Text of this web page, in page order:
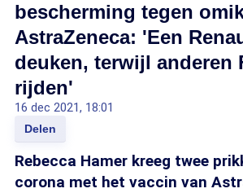
bescherming tegen
AstraZeneca: 'Een
deuken, terwijl anderen
rijden'
16 dec 2021, 18:01
Delen
Rebecca Hamer kreeg twee
corona met het vaccin van